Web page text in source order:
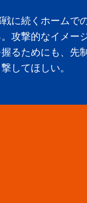
に続くホームで
攻撃的なイメー
るためにも、先
してほしい。